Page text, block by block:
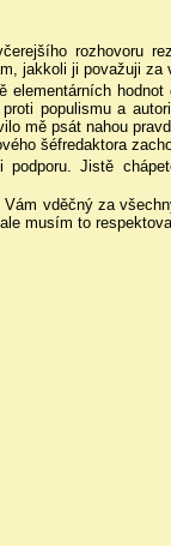
rozhovoru
jakkoli ji považuji za
elementárních
populismu a
mě psát nahou
šéfredaktora
Jistě
vděčný za
musím to